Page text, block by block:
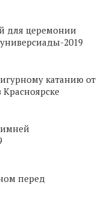
для церемонии
2019
катанию от
перед